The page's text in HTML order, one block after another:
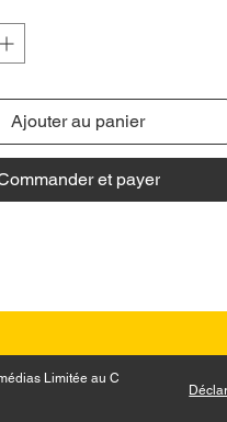
Ajouter au panier
et payer
Limitée au Canada.